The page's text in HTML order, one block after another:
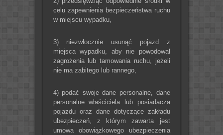
celu zapewnienia bezpieczeństwa ruchu
w miejscu wypadku,
3) niezwłocznie usunąć pojazd z
miejsca wypadku, aby nie powodował
zagrożenia lub tamowania ruchu, jeżeli
nie ma zabitego lub rannego,
4) podać swoje dane personalne, dane
personalne właściciela lub posiadacza
pojazdu oraz dane dotyczące zakładu
ubezpieczeń, z którym zawarta jest
umowa obowiązkowego ubezpieczenia